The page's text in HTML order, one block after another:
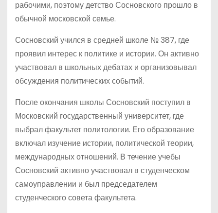
рабочими, поэтому детство Сосновского прошло в
обычной московской семье.
Сосновский учился в средней школе № 387, где
проявил интерес к политике и истории. Он активно
участвовал в школьных дебатах и организовывал
обсуждения политических событий.
После окончания школы Сосновский поступил в
Московский государственный университет, где
выбрал факультет политологии. Его образование
включал изучение истории, политической теории,
международных отношений. В течение учебы
Сосновский активно участвовал в студенческом
самоуправлении и был председателем
студенческого совета факультета.